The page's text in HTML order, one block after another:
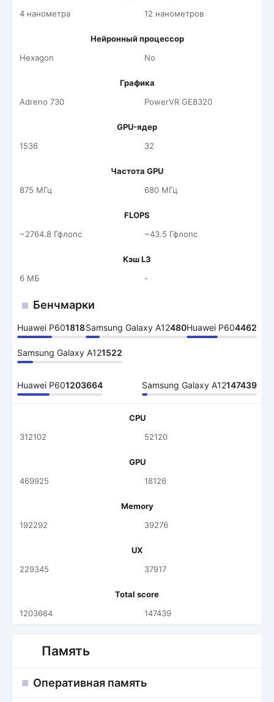
4 нанометра
12 нанометров
Нейронный процессор
Hexagon
No
Графика
Adreno 730
PowerVR GE8320
GPU-ядер
1536
32
Частота GPU
875 МГц
680 МГц
FLOPS
~2764.8 Гфлопс
~43.5 Гфлопс
Кэш L3
6 МБ
-
Бенчмарки
Huawei P601818Samsung Galaxy A12480Huawei P604462
Samsung Galaxy A121522
Huawei P601203664 Samsung Galaxy A12147439
CPU
312102
52120
GPU
469925
18126
Memory
192292
39276
UX
229345
37917
Total score
1203664
147439
Память
Оперативная память